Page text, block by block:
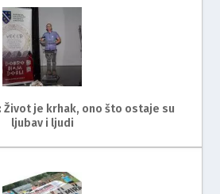
Život je krhak, ono što ostaje su
ljubav i ljudi